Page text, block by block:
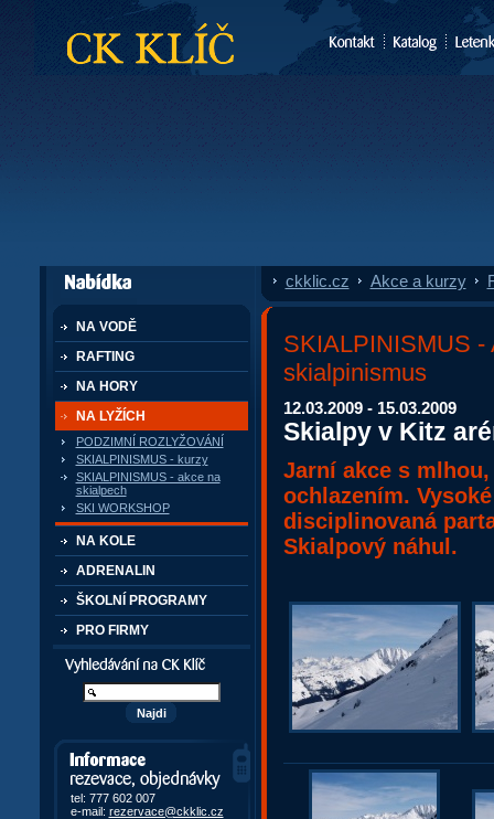
CK Klíč
dále nabízí
NA VODĚ
RAFTING
NA HORY
NA LYŽÍCH
PODZIMNÍ ROZLYŽOVÁNÍ
SKIALPINISMUS - kurzy
SKIALPINISMUS - akce na
skialpech
SKI WORKSHOP
NA KOLE
ADRENALIN
ŠKOLNÍ PROGRAMY
PRO FIRMY
Vyhledávání kurzů a akcí
Informace, rezervace,
objedávky
tel: 777 602 007
e-mail: rezervace@ckklic.cz
ckklic.cz Akce a kurzy»
SKIALPINISMUS -
skialpinismus
12.03.2009 - 15.03.2009
Skialpy v Kitz
Jarní akce s
ochlazením.
disciplinovaná
Skialpový náhul.